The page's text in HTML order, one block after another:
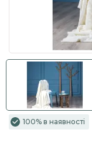
100% в наявності